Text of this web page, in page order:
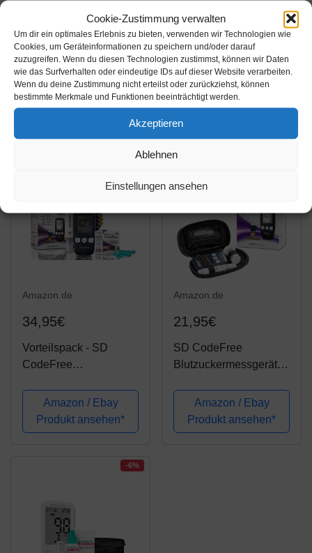
Cookie-Zustimmung verwalten
Um dir ein optimales Erlebnis zu bieten, verwenden wir Technologien wie
Cookies, um Geräteinformationen zu speichern und/oder darauf
zuzugreifen. Wenn du diesen Technologien zustimmst, können wir Daten
wie das Surfverhalten oder eindeutige IDs auf dieser Website verarbeiten.
Wenn du deine Zustimmung nicht erteilst oder zurückziehst, können
bestimmte Merkmale und Funktionen beeinträchtigt werden.
Akzeptieren
Ablehnen
Einstellungen ansehen
Cera-Pet
Blutzuckerteststreifen
50 STK. für Hunde und
KatzenAmazon / Ebay
41,95€
Cera-Pet
Blutzuckerteststreifen
100 STK. für Hunde
und Katzen
Amazon / Ebay
Amazon.de
34,95€
Vorteilspack - SD
CodeFree
Set Starterkit + 50
Blutzuckerteststreifen +
100 Blutlanzetten -
Amazon / Ebay
Produkt ansehen*
Amazon.de
21,95€
SD CodeFree
Blutzuckermessgerät
Diabetes-Set mg/dL,
Vorteilspack inkl.
Blutzuckerteststreifen
Amazon / Ebay
Produkt ansehen*
-6%